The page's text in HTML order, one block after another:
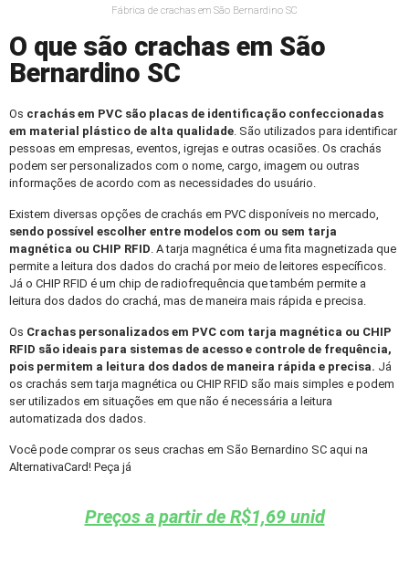
Fábrica de crachas em São Bernardino SC
O que são crachas em São
Bernardino SC
Os crachás em PVC são placas de identificação confeccionadas
em material plástico de alta qualidade. São utilizados para identificar
pessoas em empresas, eventos, igrejas e outras ocasiões. Os crachás
podem ser personalizados com o nome, cargo, imagem ou outras
informações de acordo com as necessidades do usuário.
Existem diversas opções de crachás em PVC disponíveis no mercado,
sendo possível escolher entre modelos com ou sem tarja
magnética ou CHIP RFID. A tarja magnética é uma fita magnetizada que
permite a leitura dos dados do crachá por meio de leitores específicos.
Já o CHIP RFID é um chip de radiofrequência que também permite a
leitura dos dados do crachá, mas de maneira mais rápida e precisa.
Os Crachas personalizados em PVC com tarja magnética ou CHIP
RFID são ideais para sistemas de acesso e controle de frequência,
pois permitem a leitura dos dados de maneira rápida e precisa. Já
os crachás sem tarja magnética ou CHIP RFID são mais simples e podem
ser utilizados em situações em que não é necessária a leitura
automatizada dos dados.
Você pode comprar os seus crachas em São Bernardino SC aqui na
AlternativaCard! Peça já
Preços a partir de R$1,69 unid